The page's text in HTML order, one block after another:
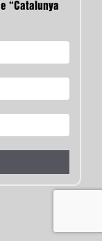
“Catalunya